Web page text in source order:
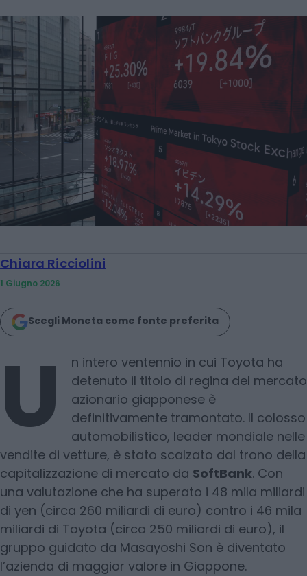
Chiara Ricciolini
1 Giugno 2026
Scegli Moneta come fonte preferita
U
n intero ventennio in cui Toyota ha
detenuto il titolo di regina del mercato
azionario giapponese è
definitivamente tramontato. Il colosso
automobilistico, leader mondiale nelle
vendite di vetture, è stato scalzato dal trono della
capitalizzazione di mercato da SoftBank. Con
una valutazione che ha superato i 48 mila miliardi
di yen (circa 260 miliardi di euro) contro i 46 mila
miliardi di Toyota (circa 250 miliardi di euro), il
gruppo guidato da Masayoshi Son è diventato
l’azienda di maggior valore in Giappone.